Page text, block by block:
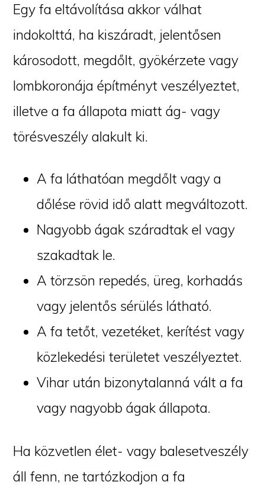
Egy fa eltávolítása akkor válhat
indokolttá, ha kiszáradt, jelentősen
károsodott, megdőlt, gyökérzete vagy
lombkoronája építményt veszélyeztet,
illetve a fa állapota miatt ág- vagy
törésveszély alakult ki.
A fa láthatóan megdőlt vagy a
dőlése rövid idő alatt megváltozott.
Nagyobb ágak száradtak el vagy
szakadtak le.
A törzsön repedés, üreg, korhadás
vagy jelentős sérülés látható.
A fa tetőt, vezetéket, kerítést vagy
közlekedési területet veszélyeztet.
Vihar után bizonytalanná vált a fa
vagy nagyobb ágak állapota.
Ha közvetlen élet- vagy balesetveszély
áll fenn, ne tartózkodjon a fa